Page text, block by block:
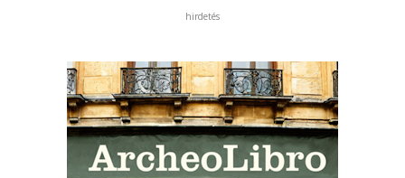
hirdetés